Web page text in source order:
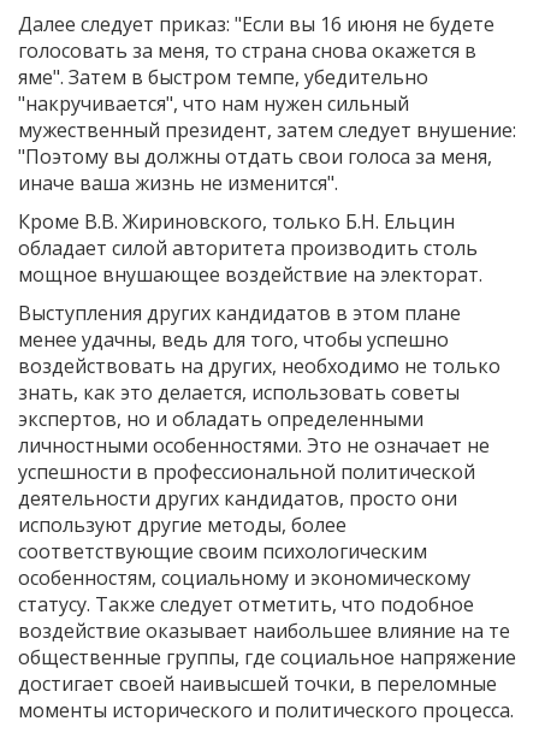
Далее следует приказ: "Если вы 16 июня не будете
голосовать за меня, то страна снова окажется в
яме". Затем в быстром темпе, убедительно
"накручивается", что нам нужен сильный
мужественный президент, затем следует внушение:
"Поэтому вы должны отдать свои голоса за меня,
иначе ваша жизнь не изменится".
Кроме В.В. Жириновского, только Б.Н. Ельцин
обладает силой авторитета производить столь
мощное внушающее воздействие на электорат.
Выступления других кандидатов в этом плане
менее удачны, ведь для того, чтобы успешно
воздействовать на других, необходимо не только
знать, как это делается, использовать советы
экспертов, но и обладать определенными
личностными особенностями. Это не означает не
успешности в профессиональной политической
деятельности других кандидатов, просто они
используют другие методы, более
соответствующие своим психологическим
особенностям, социальному и экономическому
статусу. Также следует отметить, что подобное
воздействие оказывает наибольшее влияние на те
общественные группы, где социальное напряжение
достигает своей наивысшей точки, в переломные
моменты исторического и политического процесса.